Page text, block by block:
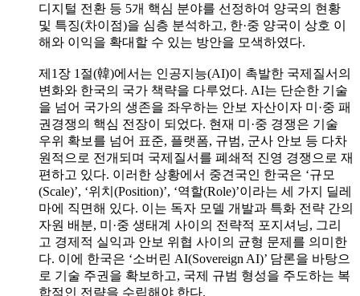
디지털 전환 등 5개 핵심 분야를 선정하여 양국의 현황
및 특징(차이점)을 심층 분석하고, 한·중 양국이 상호 이
해와 이익을 확대할 수 있는 방안을 모색하였다.
제1장 1절(韓)에서는 인공지능(AI)이 촉발한 국제질서의
변화와 한국의 국가 책략을 다루었다. AI는 단순한 기술
을 넘어 국가의 생존을 좌우하는 안보 자산이자 미·중 패
권경쟁의 핵심 전장이 되었다. 현재 미·중 경쟁은 기술
우위 확보를 넘어 표준, 플랫폼, 규범, 군사 안보 등 다차
원적으로 전개되며 국제질서를 폐쇄적 진영 경쟁으로 재
편하고 있다. 이러한 상황에서 중견국인 한국은 ‘규모
(Scale)’, ‘위치(Position)’, ‘역할(Role)’이라는 세 가지 딜레
마에 직면해 있다. 이는 독자 모델 개발과 특화 전략 간의
자원 배분, 미·중 생태계 사이의 전략적 포지셔닝, 그리
고 경제적 실익과 안보 위협 사이의 균형 문제를 의미한
다. 이에 한국은 ‘소버린 AI(Sovereign AI)’ 담론을 바탕으
로 기술 주권을 확보하고, 국제 규범 형성을 주도하는 복
합적인 전략을 수립해야 한다.